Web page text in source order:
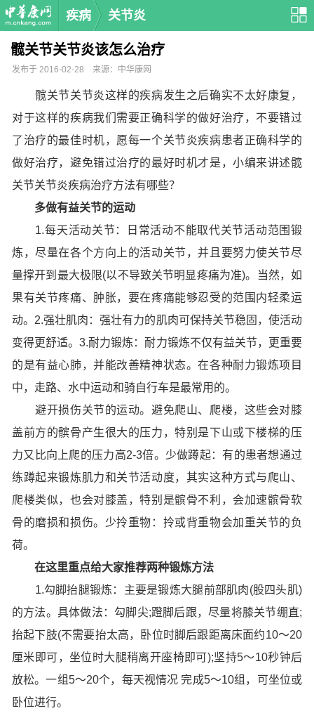
疾病 关节炎
髋关节关节炎该怎么治疗
发布于 2016-02-28 来源：中华康网
髋关节关节炎这样的疾病发生之后确实不太好康复，
对于这样的疾病我们需要正确科学的做好治疗，不要错过
了治疗的最佳时机，愿每一个关节炎疾病患者正确科学的
做好治疗，避免错过治疗的最好时机才是，小编来讲述髋
关节关节炎疾病治疗方法有哪些？
多做有益关节的运动
1.每天活动关节：日常活动不能取代关节活动范围锻
炼，尽量在各个方向上的活动关节，并且要努力使关节尽
量撑开到最大极限(以不导致关节明显疼痛为准)。当然，如
果有关节疼痛、肿胀，要在疼痛能够忍受的范围内轻柔运
动。2.强壮肌肉：强壮有力的肌肉可保持关节稳固，使活动
变得更舒适。3.耐力锻炼：耐力锻炼不仅有益关节，更重要
的是有益心肺，并能改善精神状态。在各种耐力锻炼项目
中，走路、水中运动和骑自行车是最常用的。
避开损伤关节的运动。避免爬山、爬楼，这些会对膝
盖前方的髌骨产生很大的压力，特别是下山或下楼梯的压
力又比向上爬的压力高2-3倍。少做蹲起：有的患者想通过
练蹲起来锻炼肌力和关节活动度，其实这种方式与爬山、
爬楼类似，也会对膝盖，特别是髌骨不利，会加速髌骨软
骨的磨损和损伤。少拎重物：拎或背重物会加重关节的负
荷。
在这里重点给大家推荐两种锻炼方法
1.勾脚抬腿锻炼：主要是锻炼大腿前部肌肉(股四头肌)
的方法。具体做法：勾脚尖;蹬脚后跟，尽量将膝关节绷直;
抬起下肢(不需要抬太高，卧位时脚后跟距离床面约10～20
厘米即可，坐位时大腿稍离开座椅即可);坚持5～10秒钟后
放松。一组5～20个，每天视情况 完成5～10组，可坐位或
卧位进行。